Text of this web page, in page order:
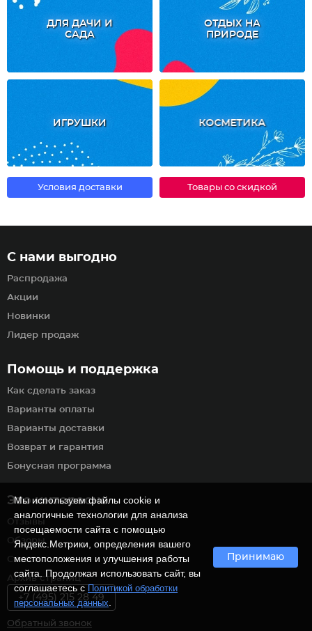
ДЛЯ ДАЧИ И
САДА
ОТДЫХ НА
ПРИРОДЕ
ИГРУШКИ КОСМЕТИКА
Условия доставки Товары со скидкой
Помощь и поддержка
Как сделать заказ
Варианты оплаты
Варианты доставки
Возврат и гарантия
Бонусная программа
С нами выгодно
Распродажа
Акции
Новинки
Лидер продаж
Это интересно
Отзывы
Обзоры
Статьи
Архив страниц
+7 (495) 215 28 49
Обратный звонок
Мы используем файлы cookie и
аналогичные технологии для анализа
посещаемости сайта с помощью
Яндекс.Метрики, определения вашего
местоположения и улучшения работы
сайта. Продолжая использовать сайт, вы
соглашаетесь сПолитикой обработки
персональных данных
Принимаю